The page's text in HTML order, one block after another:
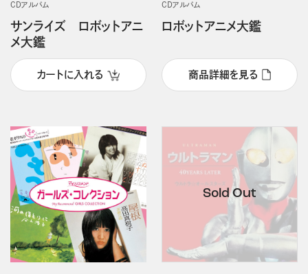
CDアルバム
サンライズ ロボットアニ
メ大鑑
カートに入れる
CDアルバム
ロボットアニメ大鑑
商品詳細を見る